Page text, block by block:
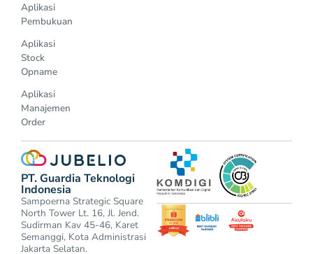
Aplikasi
Pembukuan
Aplikasi
Stock
Opname
Aplikasi
Manajemen
Order
PT. Guardia Teknologi
Indonesia
Sampoerna Strategic Square
North Tower Lt. 16, Jl. Jend.
Sudirman Kav 45-46, Karet
Semanggi, Kota Administrasi
Jakarta Selatan.